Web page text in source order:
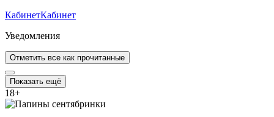
КабинетКабинет
Уведомления
Отметить все как прочитанные
Показать ещё
18+